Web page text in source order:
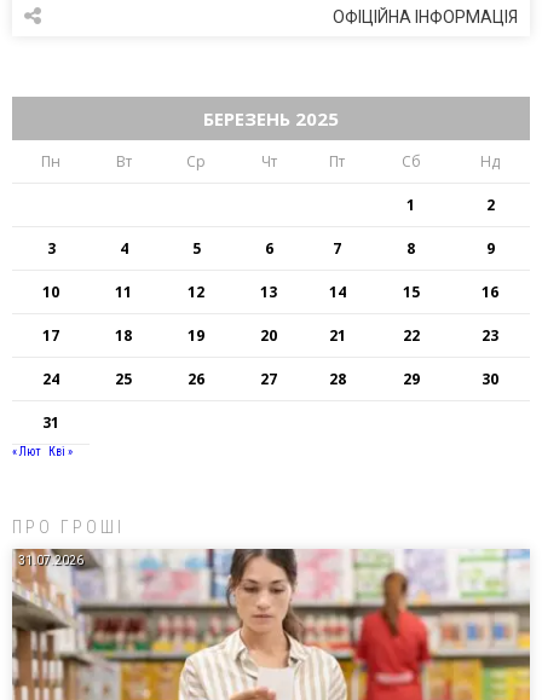
ОФІЦІЙНА ІНФОРМАЦІЯ
БЕРЕЗЕНЬ 2025
Пн Вт Ср Чт Пт Сб Нд
1 2
3 4 5 6 7 8 9
10 11 12 13 14 15 16
17 18 19 20 21 22 23
24 25 26 27 28 29 30
31
« Лют Кві »
ПРО ГРОШІ
31.07.2026